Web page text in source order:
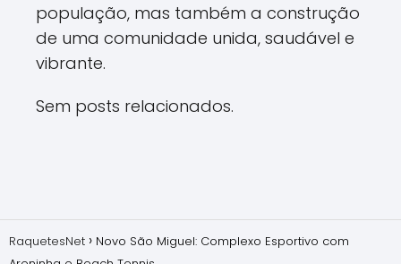
população, mas também a construção
de uma comunidade unida, saudável e
vibrante.
Sem posts relacionados.
RaquetesNet
Novo São Miguel: Complexo Esportivo com